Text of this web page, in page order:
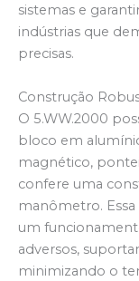
sistemas e
indústrias que
precisas.
Construção
O 5.WW.2000
bloco em
magnético,
confere uma
manômetro. Essa
um
adversos,
minimizando o